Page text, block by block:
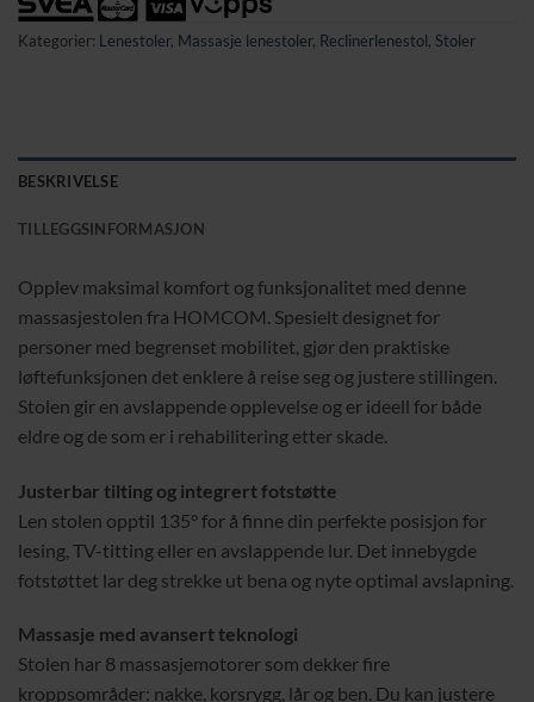
Kategorier: Lenestoler, Massasje lenestoler, Reclinerlenestol, Stoler
BESKRIVELSE
TILLEGGSINFORMASJON
Opplev maksimal komfort og funksjonalitet med denne
massasjestolen fra HOMCOM. Spesielt designet for
personer med begrenset mobilitet, gjør den praktiske
løftefunksjonen det enklere å reise seg og justere stillingen.
Stolen gir en avslappende opplevelse og er ideell for både
eldre og de som er i rehabilitering etter skade.
Justerbar tilting og integrert fotstøtte
Len stolen opptil 135° for å finne din perfekte posisjon for
lesing, TV-titting eller en avslappende lur. Det innebygde
fotstøttet lar deg strekke ut bena og nyte optimal avslapning.
Massasje med avansert teknologi
Stolen har 8 massasjemotorer som dekker fire
kroppsområder: nakke, korsrygg, lår og ben. Du kan justere